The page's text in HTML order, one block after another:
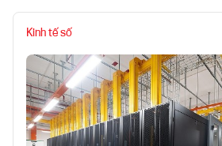
Kinh tế số